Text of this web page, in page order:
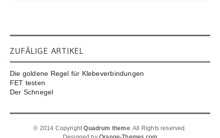
ZUFÄLIGE ARTIKEL
Die goldene Regel für Klebeverbindungen
FET testen
Der Schnegel
© 2014 CopyrightQuadrum theme. All Rights reserved.